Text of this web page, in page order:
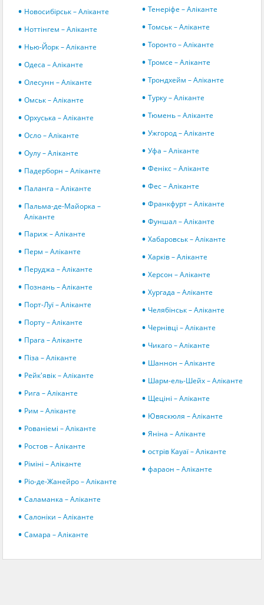
Новосибірськ – Аліканте
Ноттінгем – Аліканте
Нью-Йорк – Аліканте
Одеса – Аліканте
Олесунн – Аліканте
Омськ – Аліканте
Орхуська – Аліканте
Осло – Аліканте
Оулу – Аліканте
Падерборн – Аліканте
Паланга – Аліканте
Пальма-де-Майорка –
Аліканте
Париж – Аліканте
Перм – Аліканте
Перуджа – Аліканте
Познань – Аліканте
Порт-Луї – Аліканте
Порту – Аліканте
Прага – Аліканте
Піза – Аліканте
Рейк'явік – Аліканте
Рига – Аліканте
Рим – Аліканте
Рованіемі – Аліканте
Ростов – Аліканте
Ріміні – Аліканте
Ріо-де-Жанейро – Аліканте
Саламанка – Аліканте
Салоніки – Аліканте
Самара – Аліканте
Тенеріфе – Аліканте
Томськ – Аліканте
Торонто – Аліканте
Тромсе – Аліканте
Трондхейм – Аліканте
Турку – Аліканте
Тюмень – Аліканте
Ужгород – Аліканте
Уфа – Аліканте
Фенікс – Аліканте
Фес – Аліканте
Франкфурт – Аліканте
Фуншал – Аліканте
Хабаровськ – Аліканте
Харків – Аліканте
Херсон – Аліканте
Хургада – Аліканте
Челябінськ – Аліканте
Чернівці – Аліканте
Чикаго – Аліканте
Шаннон – Аліканте
Шарм-ель-Шейх – Аліканте
Щеціні – Аліканте
Ювяскюля – Аліканте
Яніна – Аліканте
острів Кауаї – Аліканте
фараон – Аліканте